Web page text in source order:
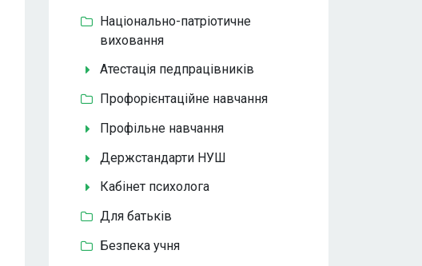
Національно-патріотичне
виховання
Атестація педпрацівників
Профорієнтаційне навчання
Профільне навчання
Держстандарти НУШ
Кабінет психолога
Для батьків
Безпека учня